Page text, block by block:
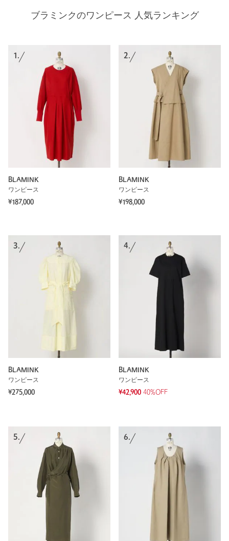
ブラミンクのワンピース 人気ランキング
1.
BLAMINK
ワンピース
¥187,000
2.
BLAMINK
ワンピース
¥198,000
3.
BLAMINK
ワンピース
¥275,000
4.
BLAMINK
ワンピース
¥42,900 40%OFF
5. 6.